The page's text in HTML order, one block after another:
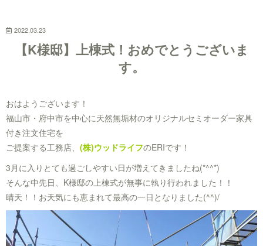
2022.03.23
【K様邸】上棟式！おめでとうございま
す。
おはようございます！
福山市・府中市を中心に天然無垢材のオリジナルセミオーダー家具
付き注文住宅を
ご提案する工務店、 (株)ウッドライフのERIです！
3月に入りとても過ごしやすい日が増えてきましたね(*^^*)
そんな中先日、K様邸の上棟式が無事に執り行われました！！
晴天！！お天気にも恵まれて最高の一日となりました(^^)/